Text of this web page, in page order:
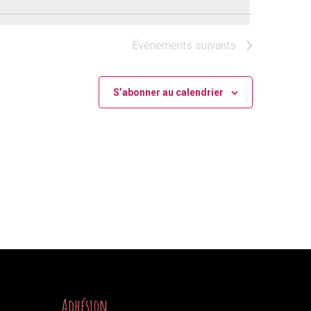
Évènements suivants
S’abonner au calendrier
Adhésion